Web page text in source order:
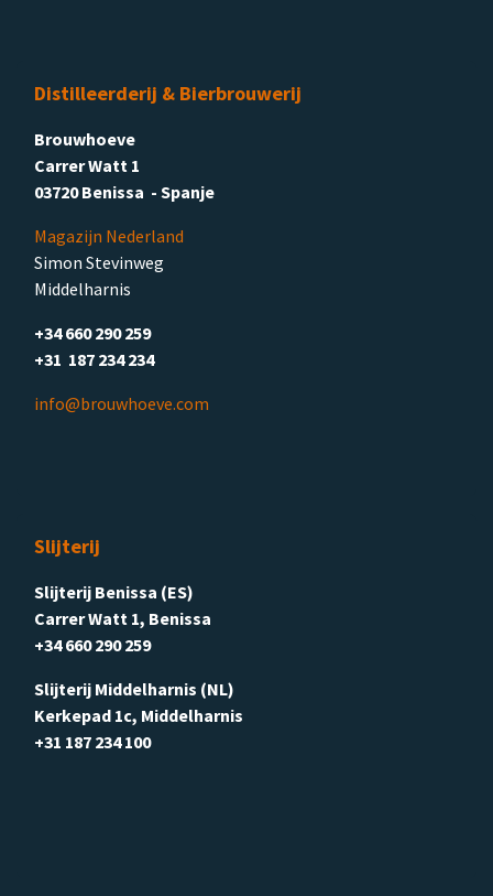
Distilleerderij & Bierbrouwerij
Brouwhoeve
Carrer Watt 1
03720 Benissa - Spanje
Magazijn Nederland
Simon Stevinweg
Middelharnis
+34 660 290 259
+31 187 234 234
info@brouwhoeve.com
Slijterij
Slijterij Benissa (ES)
Carrer Watt 1, Benissa
+34 660 290 259
Slijterij Middelharnis (NL)
Kerkepad 1c, Middelharnis
+31 187 234 100